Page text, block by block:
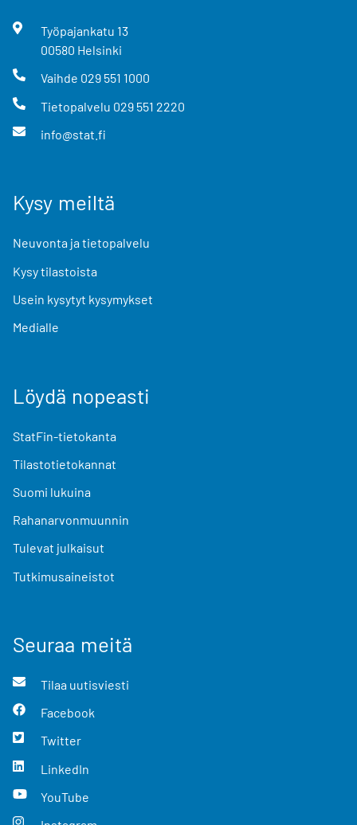
Työpajankatu 13
00580 Helsinki
Vaihde 029 551 1000
Tietopalvelu 029 551 2220
info@stat.fi
Kysy meiltä
Neuvonta ja tietopalvelu
Kysy tilastoista
Usein kysytyt kysymykset
Medialle
Löydä nopeasti
StatFin-tietokanta
Tilastotietokannat
Suomi lukuina
Rahanarvonmuunnin
Tulevat julkaisut
Tutkimusaineistot
Seuraa meitä
Tilaa uutisviesti
Facebook
Twitter
LinkedIn
YouTube